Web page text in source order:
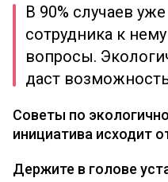
В 90% случаев
сотрудника к
вопросы.
даст
Советы по
инициатива исходит
Держите в голове